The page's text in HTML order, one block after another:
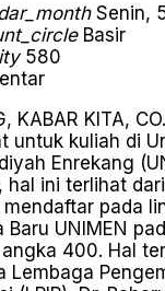
Senin,
Basir
580
KABAR KITA,
untuk kuliah di
Enrekang
hal ini terlihat
pada
Baru UNIMEN
400. Hal
Lembaga